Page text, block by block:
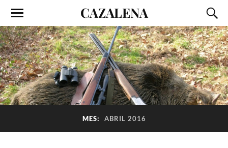
CAZALENA
MES: ABRIL 2016